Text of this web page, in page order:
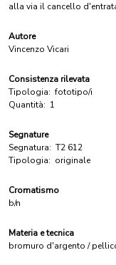
alla via il cancello
Autore
Vincenzo Vicari
Consistenza rilevata
Tipologia: fototipo/i
Quantità: 1
Segnature
Segnatura: T2 612
Tipologia: originale
Cromatismo
b/n
Materia e tecnica
bromuro d'argento /